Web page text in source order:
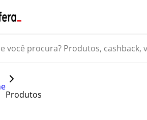
você procura? Produtos, cashback, viagens...
Produtos